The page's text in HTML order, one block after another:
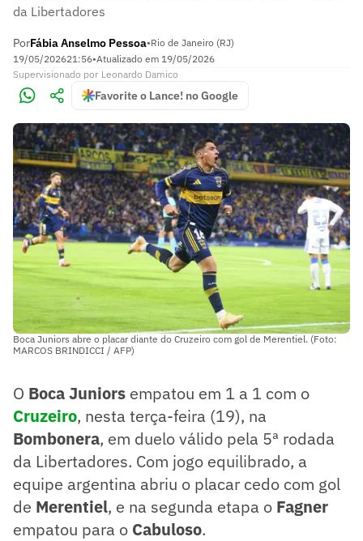
da Libertadores
PorFábia Anselmo Pessoa•Rio de Janeiro (RJ)
19/05/202621:56•Atualizado em 19/05/2026
Supervisionado por Leonardo Damico
Favorite o Lance! no Google
Boca Juniors abre o placar diante do Cruzeiro com gol de Merentiel. (Foto:
MARCOS BRINDICCI / AFP)
O Boca Juniors empatou em 1 a 1 com o
Cruzeiro, nesta terça-feira (19), na
Bombonera, em duelo válido pela 5ª rodada
da Libertadores. Com jogo equilibrado, a
equipe argentina abriu o placar cedo com gol
de Merentiel, e na segunda etapa o Fagner
empatou para o Cabuloso.